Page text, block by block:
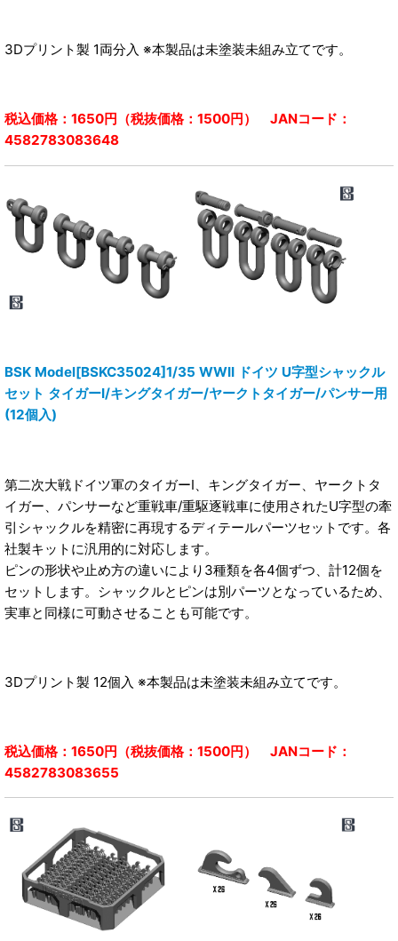
3Dプリント製 1両分入 ※本製品は未塗装未組み立てです。
税込価格：1650円（税抜価格：1500円） JANコード：
4582783083648
BSK Model[BSKC35024]1/35 WWII ドイツ U字型シャックル
セット タイガーI/キングタイガー/ヤークトタイガー/パンサー用
(12個入)
第二次大戦ドイツ軍のタイガーI、キングタイガー、ヤークトタ
イガー、パンサーなど重戦車/重駆逐戦車に使用されたU字型の牽
引シャックルを精密に再現するディテールパーツセットです。各
社製キットに汎用的に対応します。
ピンの形状や止め方の違いにより3種類を各4個ずつ、計12個を
セットします。シャックルとピンは別パーツとなっているため、
実車と同様に可動させることも可能です。
3Dプリント製 12個入 ※本製品は未塗装未組み立てです。
税込価格：1650円（税抜価格：1500円） JANコード：
4582783083655